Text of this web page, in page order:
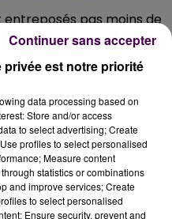
entreposés pas moins de
de chêne, 2 000 litres
que 2 000 litres de
de cidre en bouteilles.
détaille le Service
secours de l'Eure.
ont été mobilisés
employés se
est notre priorité
data processing based on
Store and/or access
to select advertising; Create
profiles to select personalised
Measure content
statistics or combinations
and improve services; Create
to select personalised
Ensure security, prevent and
Continuer sans accepter